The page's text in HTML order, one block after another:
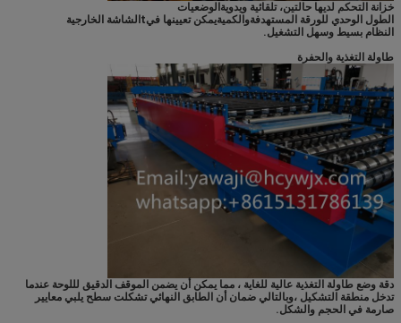
خزانة التحكم لديها حالتين، تلقائية ويدوية الوضعيات
الطول الوحدي للورقة المستهدفةوالكميةيمكن تعيينها فيt الشاشة الخارجية
النظام بسيط وسهل التشغيل.
طاولة التغذية والحفرة
دقة وضع طاولة التغذية عالية للغاية ، مما يمكن أن يضمن الموقف الدقيق لللوحة عندما
تدخل منطقة التشكيل ،وبالتالي ضمان أن الطابق النهائي تشكلت سطح يلبي معايير
صارمة في الحجم والشكل.